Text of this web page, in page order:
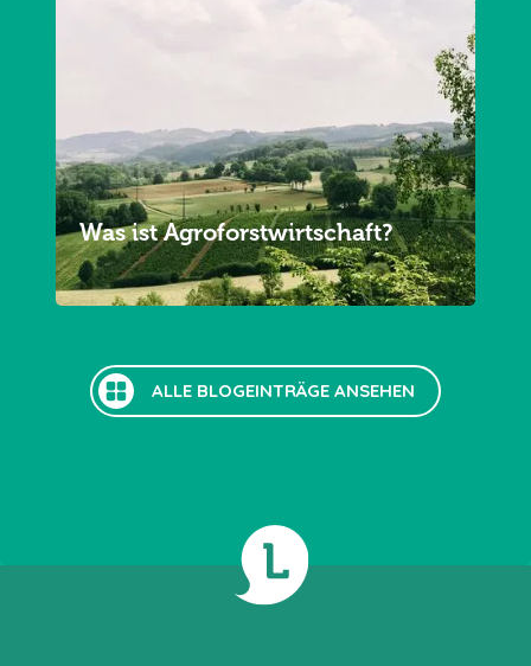
Was ist Agroforstwirtschaft?
ALLE BLOGEINTRÄGE ANSEHEN